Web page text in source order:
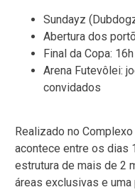
Sundayz
Abertura dos
Final da Copa: 16h
Arena Futevôlei:
convidados
Realizado no
acontece entre os dias
estrutura de mais de 2
áreas exclusivas e